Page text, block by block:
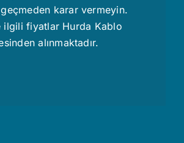
karar vermeyin.
ilgili fiyatlar Hurda Kablo
alınmaktadır.